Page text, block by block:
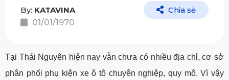
By: KATAVINA
01/01/1970
Chia sẻ
Tại Thái Nguyên hiện nay vẫn chưa có nhiều địa chỉ, cơ sở
phân phối phụ kiện xe ô tô chuyên nghiệp, quy mô. Vì vậy